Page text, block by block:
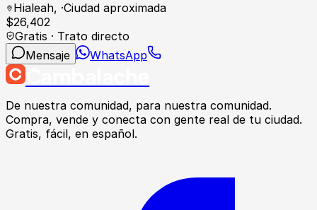
Hialeah, ·Ciudad aproximada
$26,402
Gratis · Trato directo
Mensaje
WhatsApp
De nuestra comunidad, para nuestra comunidad.
Compra, vende y conecta con gente real de tu ciudad.
Gratis, fácil, en español.